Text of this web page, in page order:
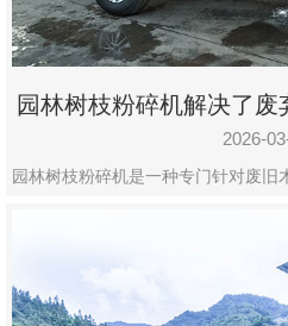
园林树枝粉碎机解决了
利
2026-
园林树枝粉碎机是一种专门针对废旧